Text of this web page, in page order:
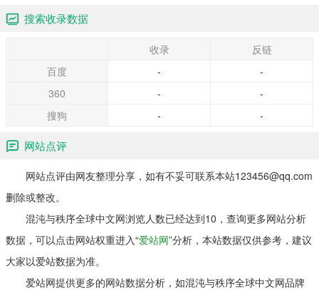
搜索收录数据
收录
反链
百度
-
-
360
-
-
搜狗
- -
网站点评
网站点评由网友整理分享，如有不妥可联系本站123456@qq.com
删除或整改。
混沌与秩序全球中文网浏览人数已经达到10，查询更多网站分析
数据，可以点击网站权重进入“爱站网”分析，本站数据仅供参考，建议
大家以爱站数据为准。
爱站网提供更多的网站数据分析，如混沌与秩序全球中文网品牌